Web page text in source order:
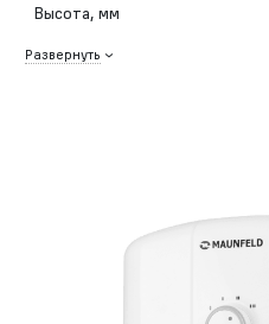
Высота, мм
Развернуть